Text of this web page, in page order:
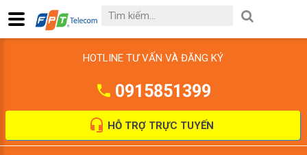
HOTLINE TƯ VẤN VÀ ĐĂNG KÝ
0915851399
HỖ TRỢ TRỰC TUYẾN